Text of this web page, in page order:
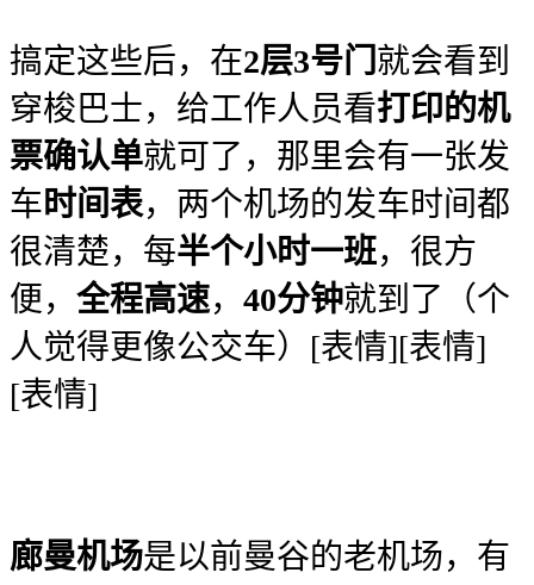
搞定这些后，在2层3号门就会看到
穿梭巴士，给工作人员看打印的机
票确认单就可了，那里会有一张发
车时间表，两个机场的发车时间都
很清楚，每半个小时一班，很方
便， 全程高速， 40分钟就到了（个
人觉得更像公交车）[表情][表情]
[表情]
廊曼机场是以前曼谷的老机场，有